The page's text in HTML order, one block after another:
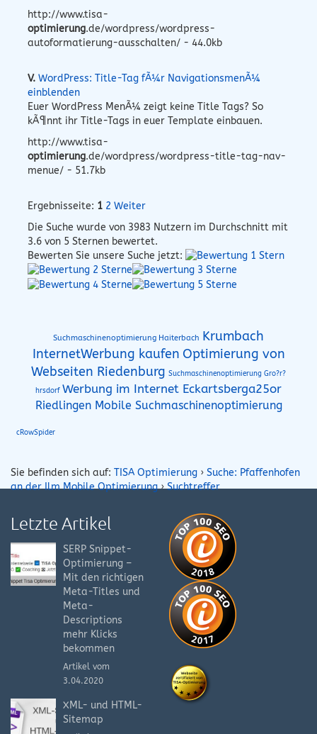
http://www.tisa-
optimierung.de/wordpress/wordpress-
autoformatierung-ausschalten/ - 44.0kb
V. WordPress: Title-Tag fÃ¼r NavigationsmenÃ¼
einblenden
Euer WordPress MenÃ¼ zeigt keine Title Tags? So
kÃ¶nnt ihr Title-Tags in euer Template einbauen.
http://www.tisa-
optimierung.de/wordpress/wordpress-title-tag-nav-
menue/ - 51.7kb
Ergebnisseite: 1 2 Weiter
Die Suche wurde von 3983 Nutzern im Durchschnitt mit
3.6 von 5 Sternen bewertet.
Bewerten Sie unsere Suche jetzt:
Suchmaschinenoptimierung Haiterbach Krumbach
InternetWerbung kaufen Optimierung von
Webseiten Riedenburg Suchmaschinenoptimierung Gro?r?
hrsdorf Werbung im Internet Eckartsberga25or
Riedlingen Mobile Suchmaschinenoptimierung
cRowSpider
Sie befinden sich auf: TISA Optimierung › Suche: Pfaffenhofen
an der Ilm Mobile Optimierung›Suchtreffer
Letzte Artikel
SERP Snippet-
Optimierung –
Mit den richtigen
Meta-Titles und
Meta-
Descriptions
mehr Klicks
bekommen
Artikel vom
3.04.2020
XML- und HTML-
Sitemap